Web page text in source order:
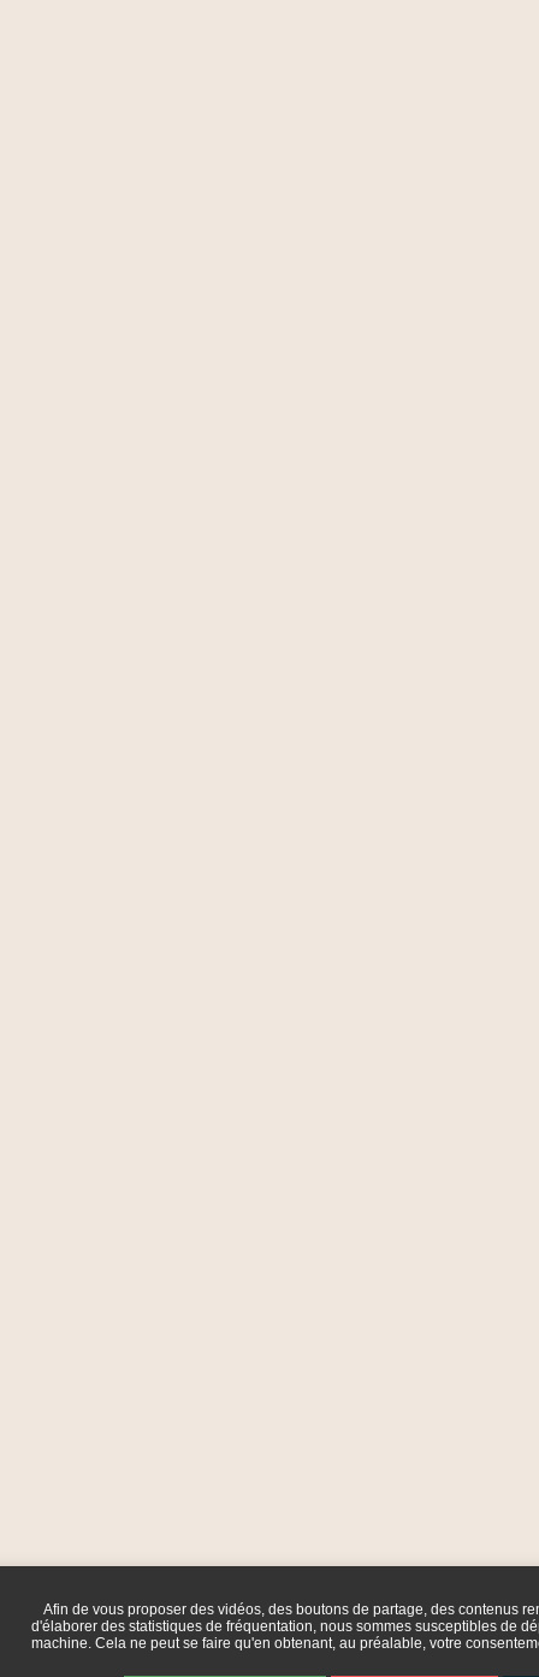
Afin de vous proposer des vidéos, des boutons de partage, des contenus
d'élaborer des statistiques de fréquentation, nous sommes susceptibles de
machine. Cela ne peut se faire qu'en obtenant, au préalable, votre